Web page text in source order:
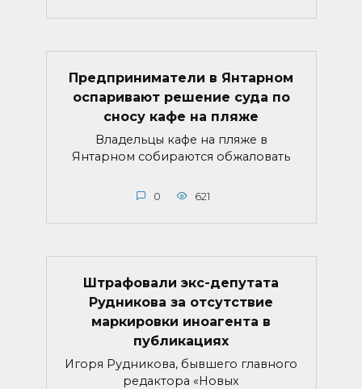
Предприниматели в Янтарном
оспаривают решение суда по
сносу кафе на пляже
Владельцы кафе на пляже в
Янтарном собираются обжаловать
0 621
Штрафовали экс-депутата
Рудникова за отсутствие
маркировки иноагента в
публикациях
Игоря Рудникова, бывшего главного
редактора «Новых